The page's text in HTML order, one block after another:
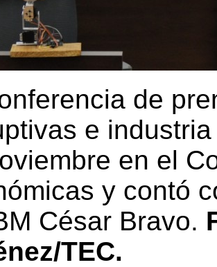
de
e
en el
y contó
César Bravo.
TEC.